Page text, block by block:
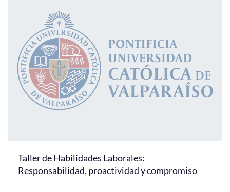
Taller de Habilidades Laborales:
Responsabilidad, proactividad y compromiso